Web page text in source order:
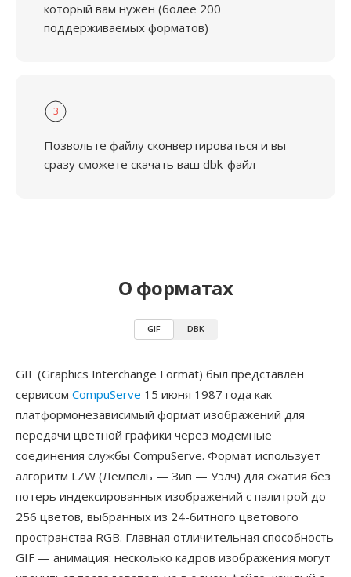
который вам нужен (более 200
поддерживаемых форматов)
3
Позвольте файлу сконвертироваться и вы
сразу сможете скачать ваш dbk-файл
О форматах
GIF DBK
GIF (Graphics Interchange Format) был представлен
сервисом CompuServe 15 июня 1987 года как
платформонезависимый формат изображений для
передачи цветной графики через модемные
соединения службы CompuServe. Формат использует
алгоритм LZW (Лемпель — Зив — Уэлч) для сжатия без
потерь индексированных изображений с палитрой до
256 цветов, выбранных из 24-битного цветового
пространства RGB. Главная отличительная способность
GIF — анимация: несколько кадров изображения могут